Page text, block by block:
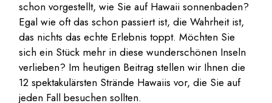
schon vorgestellt, wie Sie auf Hawaii sonnenbaden?
Egal wie oft das schon passiert ist, die Wahrheit ist,
das nichts das echte Erlebnis toppt. Möchten Sie
sich ein Stück mehr in diese wunderschönen Inseln
verlieben? Im heutigen Beitrag stellen wir Ihnen die
12 spektakulärsten Strände Hawaiis vor, die Sie auf
jeden Fall besuchen sollten.